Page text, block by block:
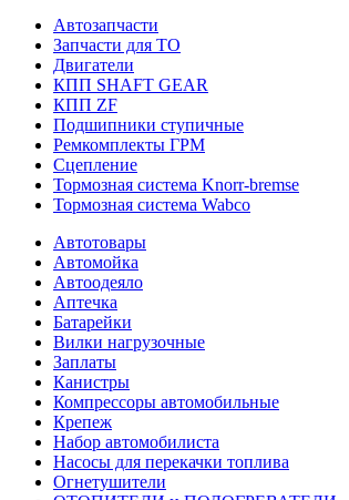
Автозапчасти
Запчасти для ТО
Двигатели
КПП SHAFT GEAR
КПП ZF
Подшипники ступичные
Ремкомплекты ГРМ
Сцепление
Тормозная система Knorr-bremse
Тормозная система Wabco
Автотовары
Автомойка
Автоодеяло
Аптечка
Батарейки
Вилки нагрузочные
Заплаты
Канистры
Компрессоры автомобильные
Крепеж
Набор автомобилиста
Насосы для перекачки топлива
Огнетушители